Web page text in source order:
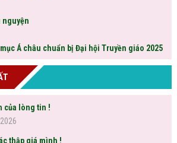
nguyện
Á châu chuẩn bị Đại hội Truyền giáo 2025
của lòng tin !
thập giá mình !